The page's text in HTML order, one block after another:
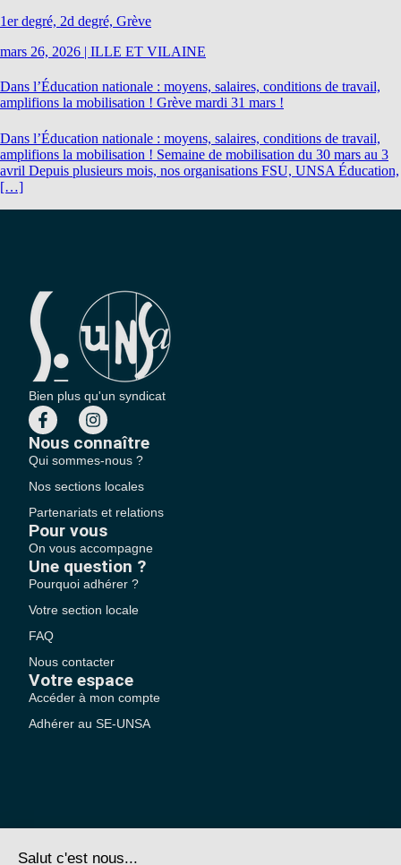
1er degré, 2d degré, Grève
mars 26, 2026 | ILLE ET VILAINE
Dans l’Éducation nationale : moyens, salaires, conditions de travail,
amplifions la mobilisation ! Grève mardi 31 mars !
Dans l’Éducation nationale : moyens, salaires, conditions de travail,
amplifions la mobilisation ! Semaine de mobilisation du 30 mars au 3
avril Depuis plusieurs mois, nos organisations FSU, UNSA Éducation,
[…]
Bien plus qu'un syndicat
Nous connaître
Qui sommes-nous ?
Nos sections locales
Partenariats et relations
Pour vous
On vous accompagne
Une question ?
Pourquoi adhérer ?
Votre section locale
FAQ
Nous contacter
Votre espace
Accéder à mon compte
Adhérer au SE-UNSA